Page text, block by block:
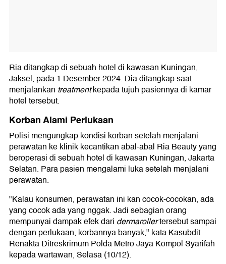
Ria ditangkap di sebuah hotel di kawasan Kuningan,
Jaksel, pada 1 Desember 2024. Dia ditangkap saat
menjalankan treatmentkepada tujuh pasiennya di kamar
hotel tersebut.
Korban Alami Perlukaan
Polisi mengungkap kondisi korban setelah menjalani
perawatan ke klinik kecantikan abal-abal Ria Beauty yang
beroperasi di sebuah hotel di kawasan Kuningan, Jakarta
Selatan. Para pasien mengalami luka setelah menjalani
perawatan.
"Kalau konsumen, perawatan ini kan cocok-cocokan, ada
yang cocok ada yang nggak. Jadi sebagian orang
mempunyai dampak efek dari dermarollertersebut sampai
dengan perlukaan, korbannya banyak," kata Kasubdit
Renakta Ditreskrimum Polda Metro Jaya Kompol Syarifah
kepada wartawan, Selasa (10/12).